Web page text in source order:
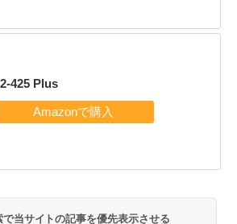
425 Plus
当サイトの記事を優先表示させる